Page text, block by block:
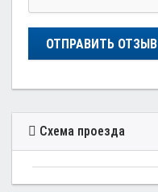
ОТПРАВИТЬ ОТЗЫВ
Схема проезда